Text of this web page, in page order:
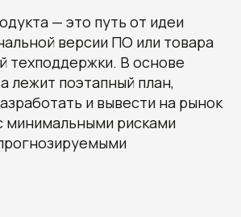
— это путь от идеи
версии ПО или товара
техподдержки. В основе
лежит поэтапный план,
и вывести на рынок
минимальными рисками